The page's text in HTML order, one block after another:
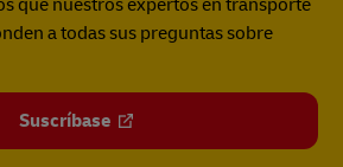
que nuestros expertos en transporte
a todas sus preguntas sobre
Suscríbase